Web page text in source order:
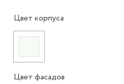
Цвет корпуса
Цвет фасадов